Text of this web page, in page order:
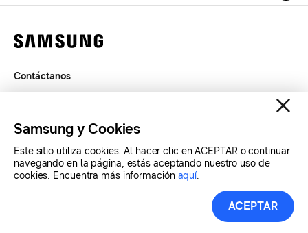
Contáctanos
SAMSUNG.COM
Copyright© SAMSUNG Todos los derechos reservados.
Samsung y Cookies
Este sitio utiliza cookies. Al hacer clic en ACEPTAR o continuar
navegando en la página, estás aceptando nuestro uso de
cookies. Encuentra más información aquí.
ACEPTAR